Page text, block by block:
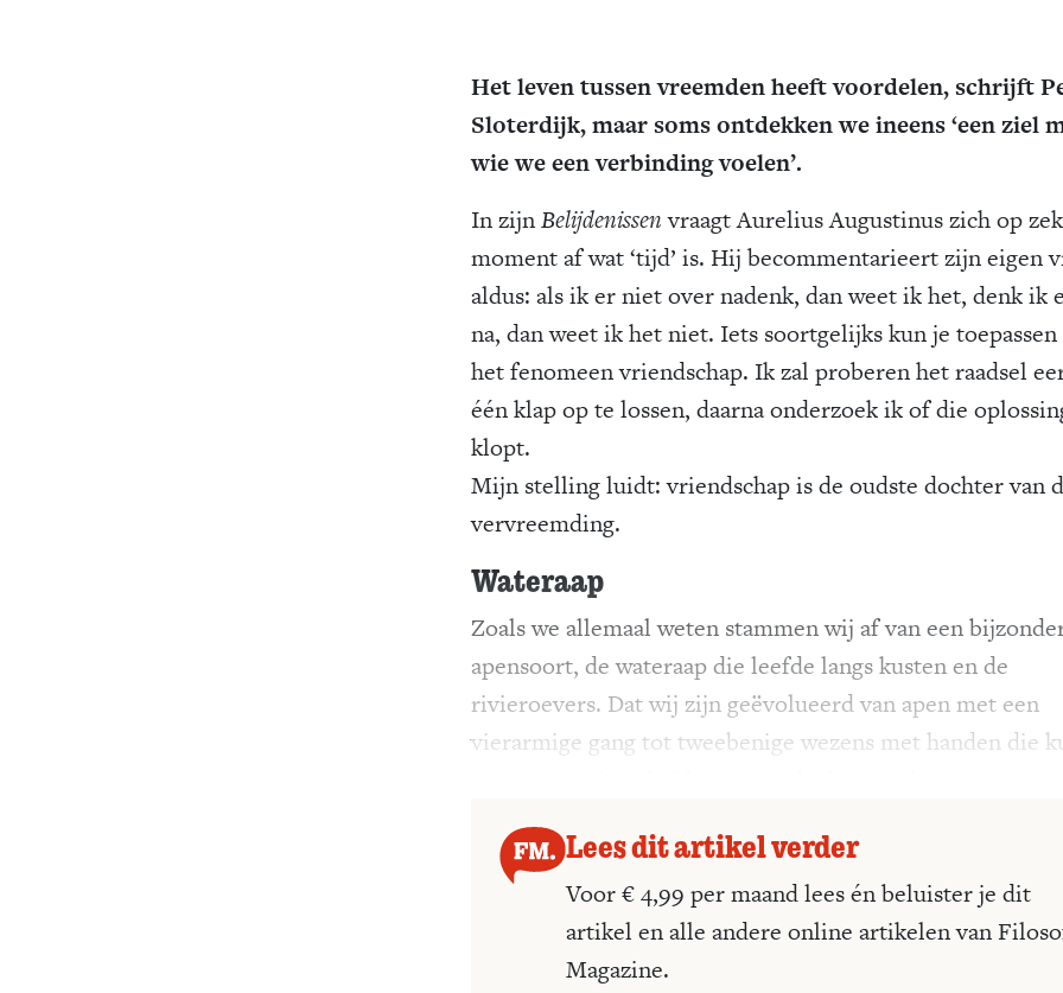
Het leven tussen vreemden heeft voordelen, schrijft
Sloterdijk, maar soms ontdekken we ineens ‘een ziel
wie we een verbinding voelen’.
In zijnBelijdenissenvraagt Aurelius Augustinus zich op
moment af wat ‘tijd’ is. Hij becommentarieert zijn eigen
aldus: als ik er niet over nadenk, dan weet ik het, denk ik
na, dan weet ik het niet. Iets soortgelijks kun je
het fenomeen vriendschap. Ik zal proberen het raadsel
één klap op te lossen, daarna onderzoek ik of die
klopt.
Mijn stelling luidt: vriendschap is de oudste dochter van
vervreemding.
Wateraap
Zoals we allemaal weten stammen wij af van een
apensoort, de wateraap die leefde langs kusten en de
rivieroevers. Dat wij zijn geëvolueerd van apen met een
vierarmige gang tot tweebenige wezens met handen die
Lees dit artikel verder
Voor € 4,99 per maand lees én beluister je dit
artikel en alle andere online artikelen van
Magazine.